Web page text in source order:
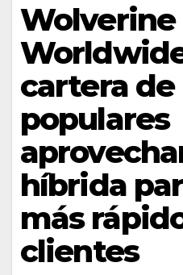
Wolverine
cartera de
populares
híbrida
más
clientes